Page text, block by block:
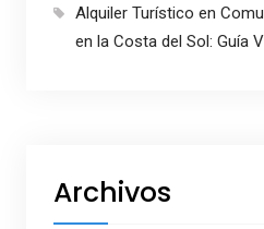
Alquiler Turístico en
en la Costa del Sol: Guía
Archivos